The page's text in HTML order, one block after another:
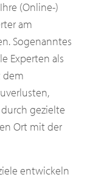
(Online-)
am
Sogenanntes
Experten als
dem
gezielte
Ort mit der
entwickeln